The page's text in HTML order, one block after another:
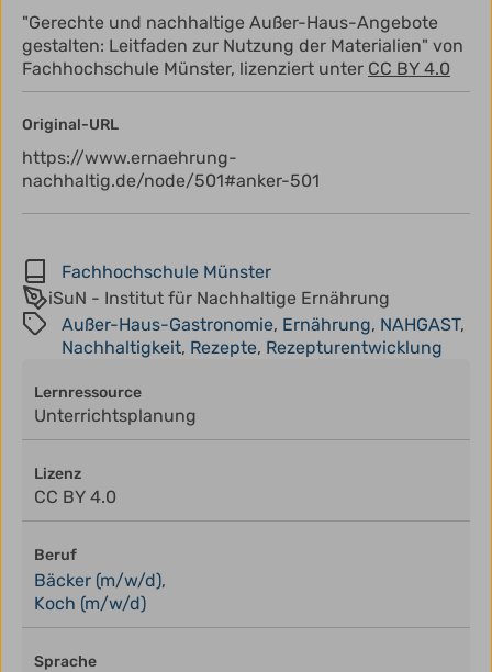
"Gerechte und nachhaltige Außer-Haus-Angebote
gestalten: Leitfaden zur Nutzung der Materialien" von
Fachhochschule Münster, lizenziert unter CC BY 4.0
Original-URL
https://www.ernaehrung-
nachhaltig.de/node/501#anker-501
Fachhochschule Münster
iSuN - Institut für Nachhaltige Ernährung
Außer-Haus-Gastronomie, Ernährung, NAHGAST,
Nachhaltigkeit, Rezepte, Rezepturentwicklung
Lernressource
Unterrichtsplanung
Lizenz
CC BY 4.0
Beruf
Bäcker (m/w/d),
Koch (m/w/d)
Sprache